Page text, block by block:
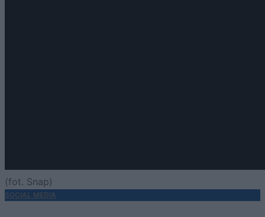
(fot. Snap)
SOCIAL MEDIA